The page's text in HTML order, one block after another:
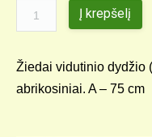
Į krepšelį
Žiedai vidutinio dydžio
abrikosiniai. A – 75 cm